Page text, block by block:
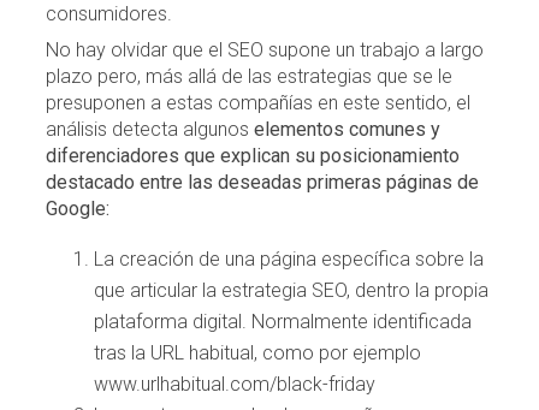
consumidores.
No hay olvidar que el SEO supone un trabajo a largo
plazo pero, más allá de las estrategias que se le
presuponen a estas compañías en este sentido, el
análisis detecta algunoselementos comunes y
diferenciadores que explican su posicionamiento
destacado entre las deseadas primeras páginas de
Google:
La creación de una página específica sobre la
que articular la estrategia SEO, dentro la propia
plataforma digital. Normalmente identificada
tras la URL habitual, como por ejemplo
www.urlhabitual.com/black-friday